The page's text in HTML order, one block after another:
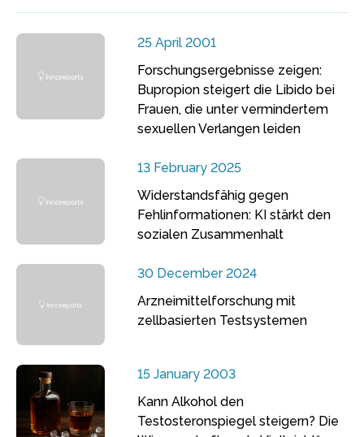
25 April 2001
Forschungsergebnisse zeigen:
Bupropion steigert die Libido bei
Frauen, die unter vermindertem
sexuellen Verlangen leiden
13 February 2025
Widerstandsfähig gegen
Fehlinformationen: KI stärkt den
sozialen Zusammenhalt
30 December 2024
Arzneimittelforschung mit
zellbasierten Testsystemen
15 January 2003
Kann Alkohol den
Testosteronspiegel steigern? Die